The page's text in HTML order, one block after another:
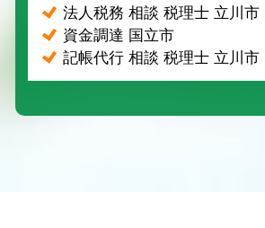
法人税務 相談 税理士 立川市
資金調達 国立市
記帳代行 相談 税理士 立川市